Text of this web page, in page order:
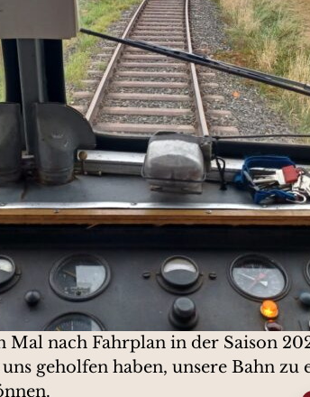
nach Fahrplan in der Saison
geholfen haben, unsere Bahn